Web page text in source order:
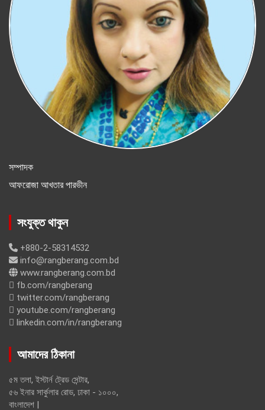
সম্পাদক
আফরোজা আখতার পারভীন
সংযুক্ত থাকুন
+880-2-58314532
info@rangberang.com.bd
www.rangberang.com.bd
fb.com/rangberang
twitter.com/rangberang
youtube.com/rangberang
linkedin.com/in/rangberang
আমাদের ঠিকানা
৫ম তলা, ইস্টার্ন ট্রেড সেন্টার,
৫৬ ইনার সার্কুলার রোড, ঢাকা - ১০০০,
বাংলাদেশ |